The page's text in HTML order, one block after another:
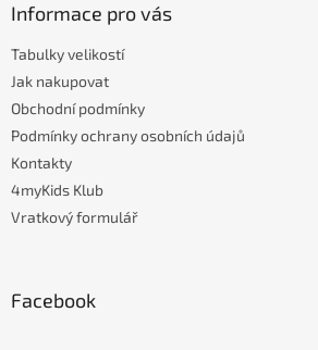
Informace pro vás
Tabulky velikostí
Jak nakupovat
Obchodní podmínky
Podmínky ochrany osobních údajů
Kontakty
4myKids Klub
Vratkový formulář
Facebook